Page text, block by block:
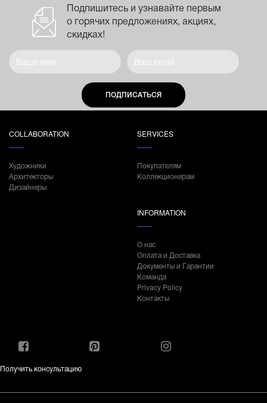
Подпишитесь и узнавайте первым
о горячих предложениях, акциях,
скидках!
ПОДПИСАТЬСЯ
COLLABORATION
Художники
Архитекторы
Дизайнеры
SERVICES
Покупателям
Коллекционерам
INFORMATION
О нас
Оплата и Доставка
Документы и Гарантии
Команда
Privacy Policy
Контакты
Получить консультацию